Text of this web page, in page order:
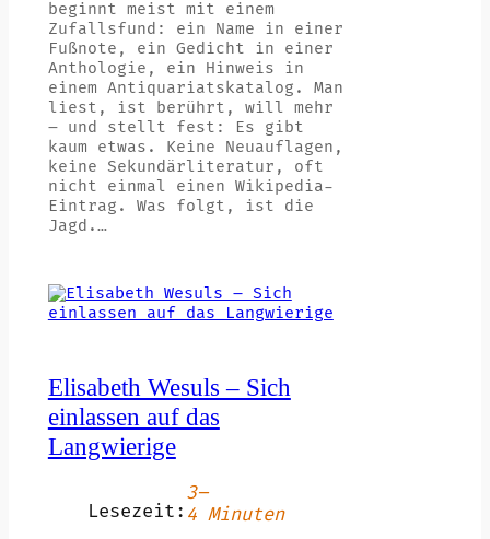
beginnt meist mit einem
Zufallsfund: ein Name in einer
Fußnote, ein Gedicht in einer
Anthologie, ein Hinweis in
einem Antiquariatskatalog. Man
liest, ist berührt, will mehr
– und stellt fest: Es gibt
kaum etwas. Keine Neuauflagen,
keine Sekundärliteratur, oft
nicht einmal einen Wikipedia-
Eintrag. Was folgt, ist die
Jagd.…
Elisabeth Wesuls – Sich
einlassen auf das
Langwierige
Lesezeit:
3–
4 Minuten